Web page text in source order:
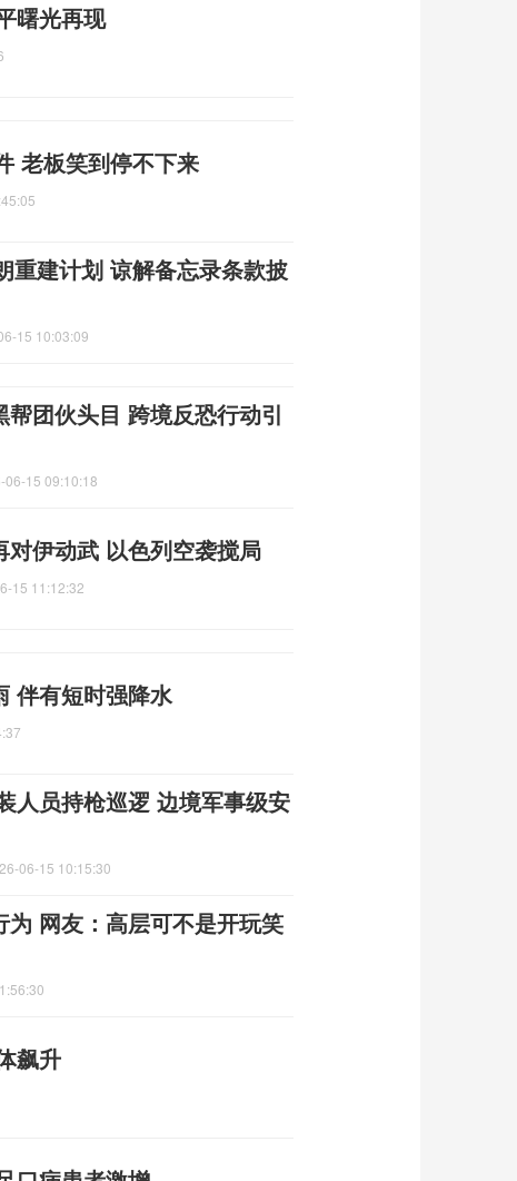
曙光再现
老板笑到停不下来
重建计划 谅解备忘录条款披
15 10:03:09
团伙头目 跨境反恐行动引
06-15 09:10:18
伊动武 以色列空袭搅局
15 11:12:32
伴有短时强降水
人员持枪巡逻 边境军事级安
06-15 10:15:30
网友：高层可不是开玩笑
飙升